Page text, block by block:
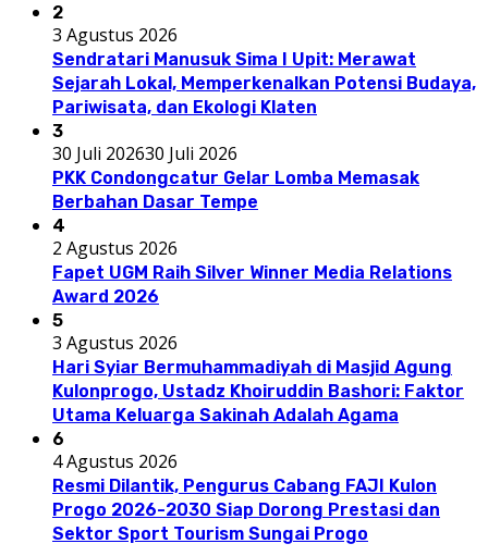
2
3 Agustus 2026
Sendratari Manusuk Sima I Upit: Merawat
Sejarah Lokal, Memperkenalkan Potensi Budaya,
Pariwisata, dan Ekologi Klaten
3
30 Juli 202630 Juli 2026
PKK Condongcatur Gelar Lomba Memasak
Berbahan Dasar Tempe
4
2 Agustus 2026
Fapet UGM Raih Silver Winner Media Relations
Award 2026
5
3 Agustus 2026
Hari Syiar Bermuhammadiyah di Masjid Agung
Kulonprogo, Ustadz Khoiruddin Bashori: Faktor
Utama Keluarga Sakinah Adalah Agama
6
4 Agustus 2026
Resmi Dilantik, Pengurus Cabang FAJI Kulon
Progo 2026-2030 Siap Dorong Prestasi dan
Sektor Sport Tourism Sungai Progo